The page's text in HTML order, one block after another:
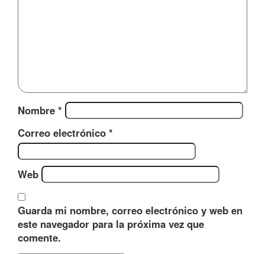
Nombre *
Correo electrónico *
Web
Guarda mi nombre, correo electrónico y web en
este navegador para la próxima vez que
comente.